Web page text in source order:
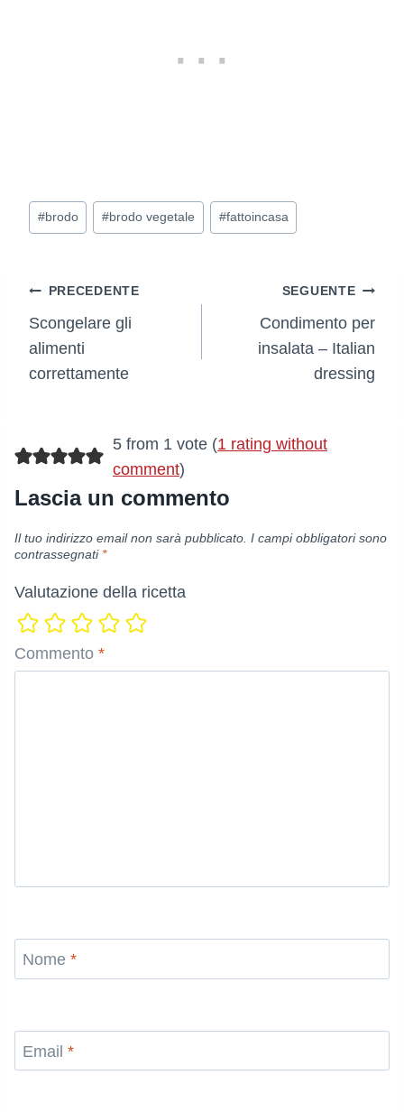
Tag
articolo:
#brodo #brodo vegetale #fattoincasa
Navigazione
articoli
PRECEDENTE
Scongelare gli
alimenti
correttamente
SEGUENTE
Condimento per
insalata – Italian
dressing
5 from 1 vote (1 rating without
comment)
Lascia un commento
Il tuo indirizzo email non sarà pubblicato. I campi obbligatori sono
contrassegnati *
Valutazione della ricetta
Commento *
Nome *
Email *